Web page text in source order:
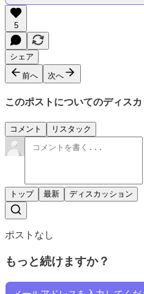
5
シェア
前へ 次へ
このポストについてのディス
コメント リスタック
トップ 最新 ディスカッション
ポストなし
もっと続けますか？